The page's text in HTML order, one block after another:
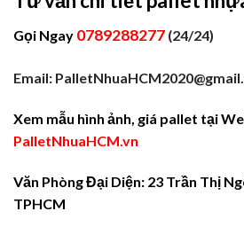
Gọi Ngay 0789288277 (24/24)
Email:
Xem mẫu hình ảnh, giá pallet tại
PalletNhuaHCM.vn
Văn Phòng Đại Diện: 23 Trần Thị
TPHCM